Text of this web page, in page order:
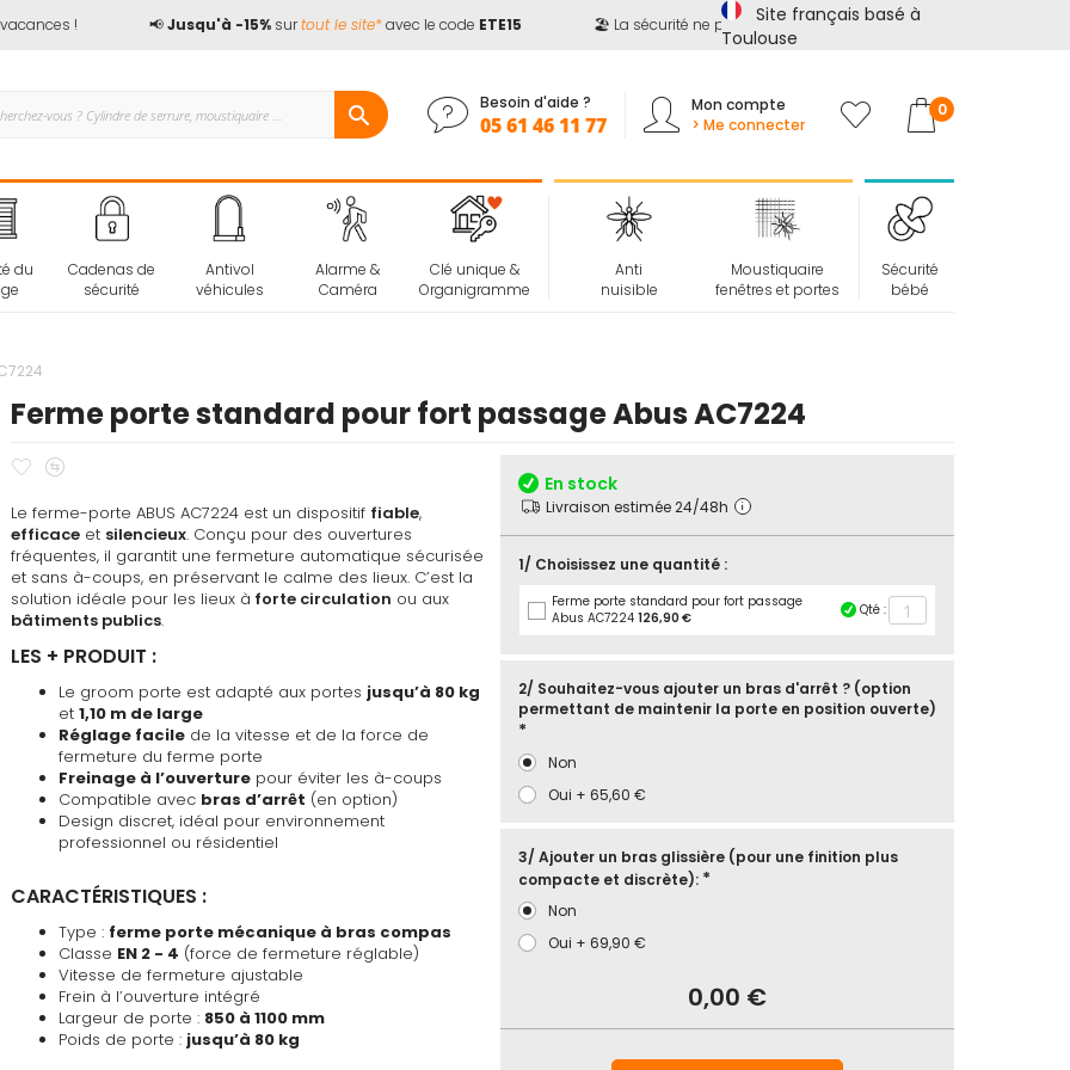
! Jusqu'à -15%sur tout le site*avec le codeETE15 🏖️ La sécurité ne prend pas de vacances !
Site français basé à
Toulouse
Besoin d'aide ?
05 61 46 11 77
Mon compte
> Me connecter
Mon panier
0
du
Cadenas de
sécurité
Antivol
véhicules
Alarme &
Caméra
Clé unique &
Organigramme
Anti
nuisible
Moustiquaire
fenêtres et portes
Sécurité
bébé
Ferme porte standard pour fort passage Abus AC7224
Ajouter
mes
favoris
comparateur
Le ferme-porte ABUS AC7224 est un dispositif fiable,
efficace et silencieux. Conçu pour des ouvertures
fréquentes, il garantit une fermeture automatique sécurisée
et sans à-coups, en préservant le calme des lieux. C’est la
solution idéale pour les lieux à forte circulation ou aux
bâtiments publics.
LES + PRODUIT :
Le groom porte est adapté aux portes jusqu’à 80 kg
et 1,10 m de large
Réglage facile de la vitesse et de la force de
fermeture du ferme porte
Freinage à l’ouverture pour éviter les à-coups
Compatible avec bras d’arrêt (en option)
Design discret, idéal pour environnement
professionnel ou résidentiel
CARACTÉRISTIQUES :
Type : ferme porte mécanique à bras compas
Classe EN 2 - 4 (force de fermeture réglable)
Vitesse de fermeture ajustable
Frein à l’ouverture intégré
Largeur de porte : 850 à 1100 mm
Poids de porte : jusqu’à 80 kg
En stock
Livraison estimée 24/48h
1/ Choisissez une quantité :
Ferme porte standard pour fort passage
Abus AC7224 126,90 € Qté :
2/ Souhaitez-vous ajouter un bras d'arrêt ? (option
permettant de maintenir la porte en position ouverte)
Non
Oui + 65,60 €
3/ Ajouter un bras glissière (pour une finition plus
compacte et discrète):
Non
Oui + 69,90 €
0,00 €